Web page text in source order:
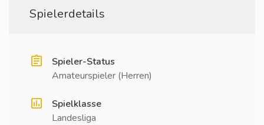
Spielerdetails
Spieler-Status
Amateurspieler (Herren)
Spielklasse
Landesliga